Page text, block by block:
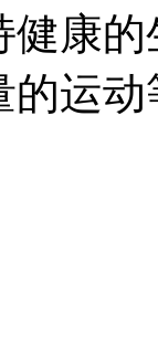
康
运